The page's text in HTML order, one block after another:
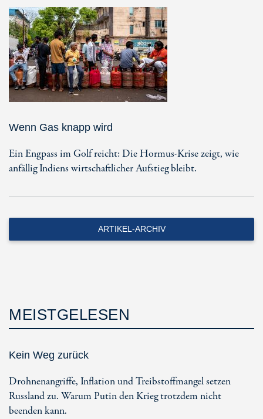
Wenn Gas knapp wird
Ein Engpass im Golf reicht: Die Hormus-Krise zeigt, wie
anfällig Indiens wirtschaftlicher Aufstieg bleibt.
ARTIKEL-ARCHIV
MEISTGELESEN
Kein Weg zurück
Drohnenangriffe, Inflation und Treibstoffmangel setzen
Russland zu. Warum Putin den Krieg trotzdem nicht
beenden kann.